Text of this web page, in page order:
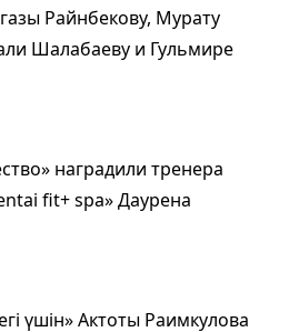
Райнбекову, Мурату
Шалабаеву и Гульмире
наградили тренера
fit+ spa» Даурена
үшін» Актоты Раимкулова